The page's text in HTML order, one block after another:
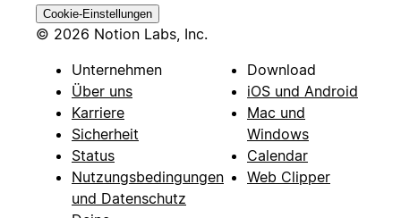
Cookie-Einstellungen
© 2026 Notion Labs, Inc.
Unternehmen
Über uns
Karriere
Sicherheit
Status
Nutzungsbedingungen
und Datenschutz
Download
iOS und Android
Mac und
Windows
Calendar
Web Clipper